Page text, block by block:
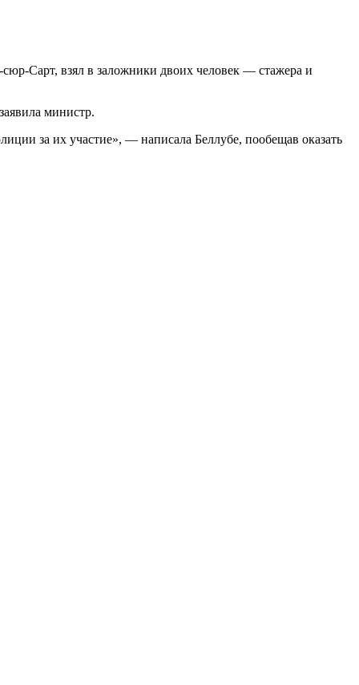
Сарт, взял в заложники двоих человек — стажера и
министр.
за их участие», — написала Беллубе, пообещав оказать